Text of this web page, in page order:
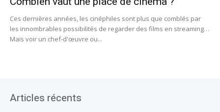
Ces dernières années, les cinéphiles sont plus que comblés par
les innombrables possibilités de regarder des films en streaming…
Mais voir un chef-d'œuvre ou...
Articles récents